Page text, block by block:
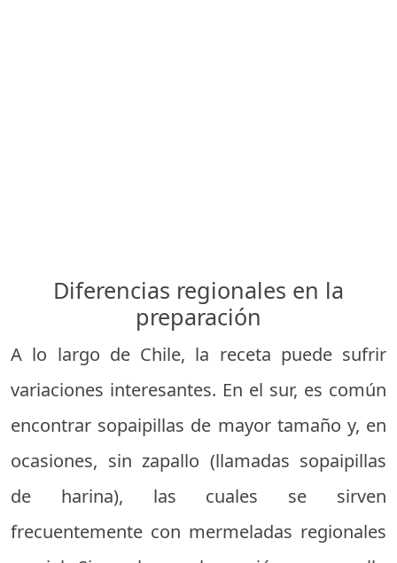
Diferencias regionales en la
preparación
A lo largo de Chile, la receta puede sufrir
variaciones interesantes. En el sur, es común
encontrar sopaipillas de mayor tamaño y, en
ocasiones, sin zapallo (llamadas sopaipillas
de harina), las cuales se sirven
frecuentemente con mermeladas regionales